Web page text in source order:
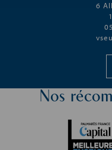
6
Nos